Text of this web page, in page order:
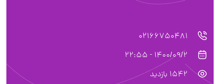
02166750481
1400/09/2 - 22:55
1542 بازدید